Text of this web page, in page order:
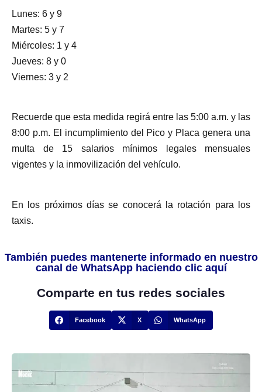
Lunes: 6 y 9
Martes: 5 y 7
Miércoles: 1 y 4
Jueves: 8 y 0
Viernes: 3 y 2
Recuerde que esta medida regirá entre las 5:00 a.m. y las
8:00 p.m. El incumplimiento del Pico y Placa genera una
multa de 15 salarios mínimos legales mensuales
vigentes y la inmovilización del vehículo.
En los próximos días se conocerá la rotación para los
taxis.
También puedes mantenerte informado en nuestro
canal de WhatsApp haciendo clic aquí
Comparte en tus redes sociales
Facebook X WhatsApp